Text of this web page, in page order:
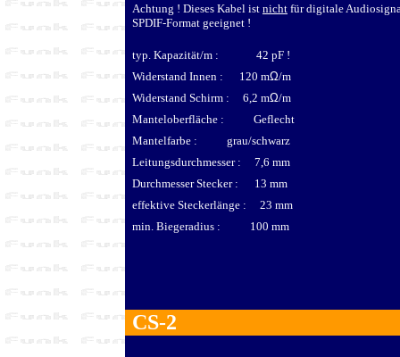
Achtung ! Dieses Kabel ist nicht für digitale
SPDIF-Format geeignet !
typ. Kapazität/m : 42 pF !
Widerstand Innen : 120 mΩ/m
Widerstand Schirm : 6,2 mΩ/m
Manteloberfläche : Geflecht
Mantelfarbe : grau/schwarz
Leitungsdurchmesser : 7,6 mm
Durchmesser Stecker : 13 mm
effektive Steckerlänge : 23 mm
min. Biegeradius : 100 mm
CS-2